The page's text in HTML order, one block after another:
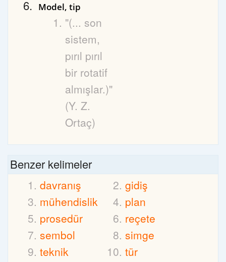
Model, tip
"(... son
sistem,
pırıl pırıl
bir rotatif
almışlar.)"
(Y. Z.
Ortaç)
Benzer kelimeler
davranış
gidiş
mühendislik
plan
prosedür
reçete
sembol
simge
teknik
tür